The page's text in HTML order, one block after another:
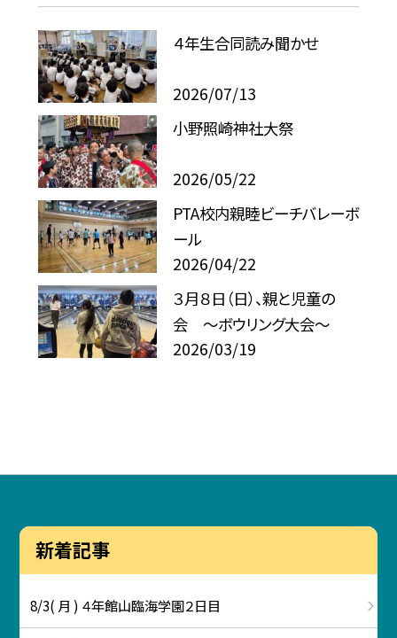
４年生合同読み聞かせ
2026/07/13
小野照崎神社大祭
2026/05/22
PTA校内親睦ビーチバレーボ
ール
2026/04/22
３月８日（日）、親と児童の
会 〜ボウリング大会〜
2026/03/19
新着記事
8/3( 月 ) ４年館山臨海学園２日目